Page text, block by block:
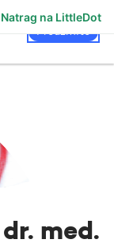
na LittleDot
med.
Preuzmite